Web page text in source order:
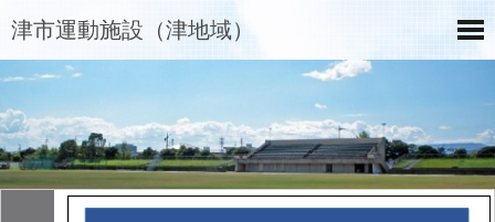
津市運動施設（津地域）